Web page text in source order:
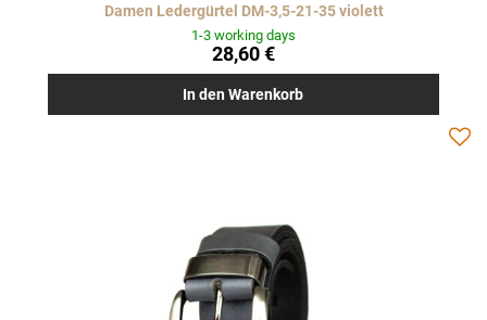
Damen Ledergürtel DM-3,5-21-35 violett
1-3 working days
28,60 €
In den Warenkorb